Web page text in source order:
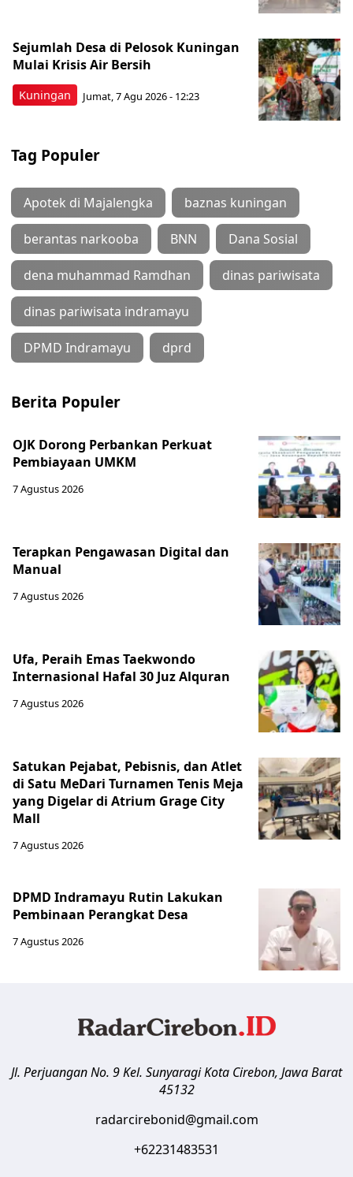
Kuningan
Sejumlah Desa di Pelosok Kuningan
Mulai Krisis Air Bersih
Jumat, 7 Agu 2026 - 12:23
Tag Populer
Apotek di Majalengka baznas kuningan
berantas narkooba BNN Dana Sosial
dena muhammad Ramdhan dinas pariwisata
dinas pariwisata indramayu
DPMD Indramayu dprd
Berita Populer
OJK Dorong Perbankan Perkuat
Pembiayaan UMKM
7 Agustus 2026
Terapkan Pengawasan Digital dan
Manual
7 Agustus 2026
Ufa, Peraih Emas Taekwondo
Internasional Hafal 30 Juz Alquran
7 Agustus 2026
Satukan Pejabat, Pebisnis, dan Atlet
di Satu MeDari Turnamen Tenis Meja
yang Digelar di Atrium Grage City
Mall
7 Agustus 2026
DPMD Indramayu Rutin Lakukan
Pembinaan Perangkat Desa
7 Agustus 2026
Jl. Perjuangan No. 9 Kel. SunyaragiKota Cirebon, Jawa Barat
45132
radarcirebonid@gmail.com
+62231483531